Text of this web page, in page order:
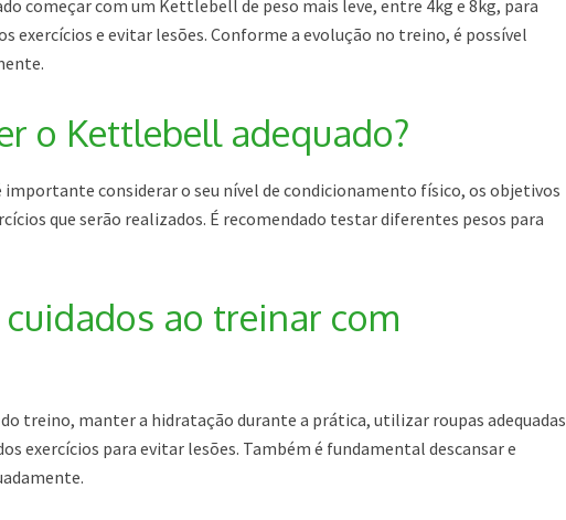
começar com um Kettlebell de peso mais leve, entre 4kg e 8kg, para
exercícios e evitar lesões. Conforme a evolução no treino, é possível
o Kettlebell adequado?
considerar o seu nível de condicionamento físico, os objetivos
que serão realizados. É recomendado testar diferentes pesos para
ao treinar com
treino, manter a hidratação durante a prática, utilizar roupas adequadas
exercícios para evitar lesões. Também é fundamental descansar e